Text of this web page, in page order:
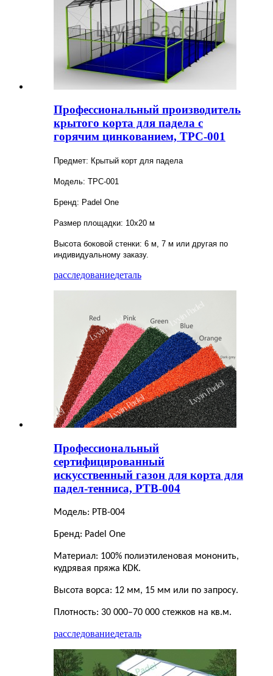
Профессиональный производитель
крытого корта для падела с
горячим цинкованием, TPC-001
Предмет: Крытый корт для падела
Модель: TPC-001
Бренд: Padel One
Размер площадки: 10х20 м
Высота боковой стенки: 6 м, 7 м или другая по
индивидуальному заказу.
расследованиедеталь
Профессиональный
сертифицированный
искусственный газон для корта для
падел-тенниса, PTB-004
Модель: PTB-004
Бренд: Padel One
Материал: 100% полиэтиленовая мононить,
кудрявая пряжа KDK.
Высота ворса: 12 мм, 15 мм или по запросу.
Плотность: 30 000–70 000 стежков на кв.м.
расследованиедеталь